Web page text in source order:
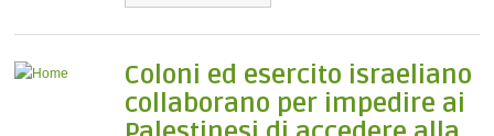
Coloni ed esercito israeliano
collaborano per impedire ai